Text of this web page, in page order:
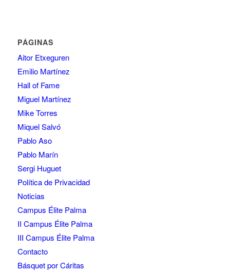
PÁGINAS
Aitor Etxeguren
Emilio Martínez
Hall of Fame
Miguel Martínez
Mike Torres
Miquel Salvó
Pablo Aso
Pablo Marín
Sergi Huguet
Política de Privacidad
Noticias
Campus Élite Palma
II Campus Élite Palma
III Campus Élite Palma
Contacto
Básquet por Cáritas